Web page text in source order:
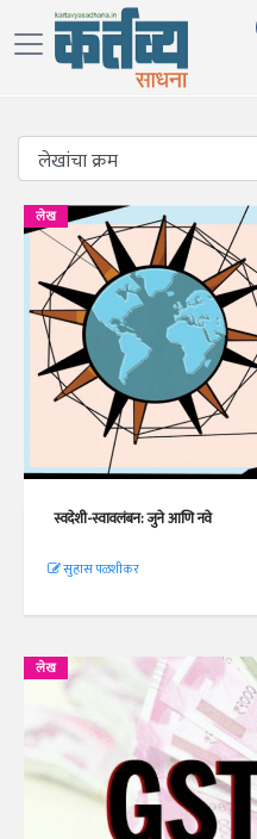
लेख
स्वदेशी-स्वावलंबन: जुने आणि नवे
सुहास पळशीकर
लेख